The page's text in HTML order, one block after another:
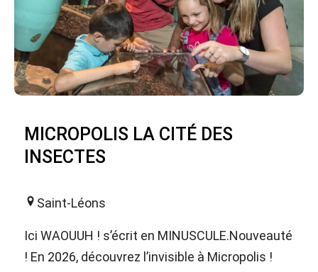
MICROPOLIS LA CITÉ DES
INSECTES
Saint-Léons
Ici WAOUUH ! s’écrit en MINUSCULE.Nouveauté
! En 2026, découvrez l’invisible à Micropolis !